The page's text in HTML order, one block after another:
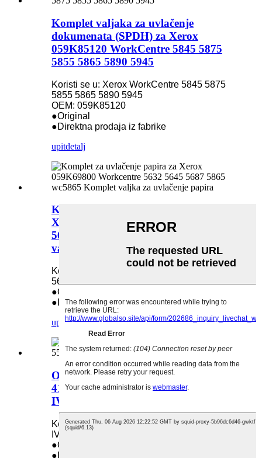
Komplet valjaka za uvlačenje
dokumenata (SPDH) za Xerox
059K85120 WorkCentre 5845 5875
5855 5865 5890 5945
Koristi se u: Xerox WorkCentre 5845 5875
5855 5865 5890 5945
OEM: 059K85120
●Original
●Direktna prodaja iz fabrike
upitdetalj
Komplet za uvlačenje papira za
Xerox 059K69800 Workcentre 5632
5645 5687 5865 wc5865 Komplet
valjka za uvlačenje papira
Koristi se u: Xerox 059K69800 Workcentre
5632 5645 5687 5865 wc5865
●Original
●Direktna prodaja iz fabrike
upitdetalj
Originalni set Radf valjaka za Xerox
4110 5570 Xr-R03f DC-IV2060
IV3070 V2060 seriju
Koristi se u: Xerox 4110 5570 Xr-R03f DC-
IV2060 IV3070 V2060
●Original
●Direktna prodaja iz fabrike